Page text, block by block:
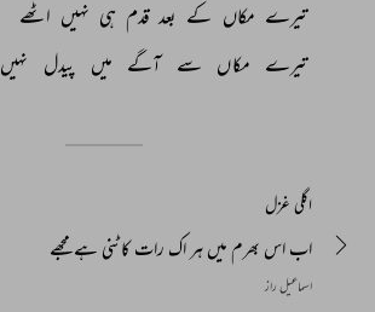
تیرے مکاں کے بعد قدم ہی نہیں اٹھے
تیرے
مکاں سے آگے میں پیدل نہیں
اگلی غزل
اب اس بھرم میں ہر اک رات کاٹنی ہے مجھے
اسماعیل راز